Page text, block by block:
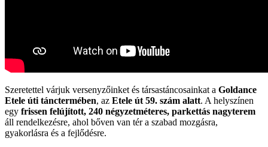
Szeretettel várjuk versenyzőinket és társastáncosainkat a Goldance
Etele úti tánctermében, az Etele út 59. szám alatt. A helyszínen
egy frissen felújított, 240 négyzetméteres, parkettás nagyterem
áll rendelkezésre, ahol bőven van tér a szabad mozgásra,
gyakorlásra és a fejlődésre.